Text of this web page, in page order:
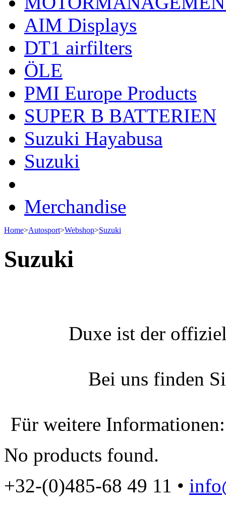
AIM Displays
DT1 airfilters
ÖLE
PMI Europe Products
SUPER B BATTERIEN
Suzuki Hayabusa
Suzuki
Merchandise
Home>Autosport>Webshop>Suzuki
Suzuki
Duxe ist der
Bei uns finden
Für weitere
No products found.
+32-(0)485-68 49 11 •